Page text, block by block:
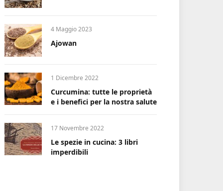
4 Maggio 2023
Ajowan
1 Dicembre 2022
Curcumina: tutte le proprietà
e i benefici per la nostra salute
17 Novembre 2022
Le spezie in cucina: 3 libri
imperdibili